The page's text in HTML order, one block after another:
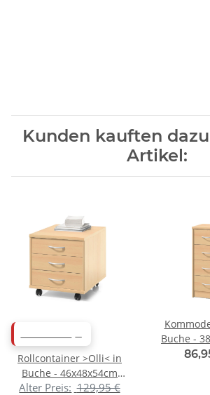
Kunden kauften
Artikel:
Rollcontainer >Olli< in
Buche - 46x48x54cm
(BxHxT)
Alter Preis: 129,95 €
Buche -